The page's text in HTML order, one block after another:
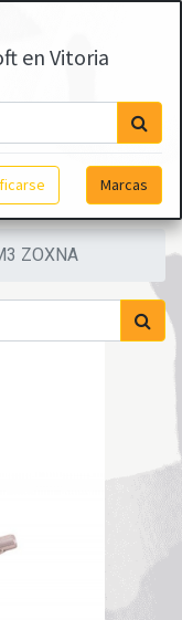
en Vitoria
Marcas
ZOXNA